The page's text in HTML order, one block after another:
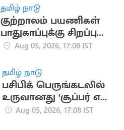
தமிழ் நாடு
குற்றாலம் பயணிகள்
பாதுகாப்புக்கு சிறப்பு
கண்காணிப்பு குழு
Aug 05, 2026, 17:08 IST
தமிழ் நாடு
பசிபிக் பெருங்கடலில்
உருவானது ‘சூப்பர் எல்
நினோ’.. வானிலை
Aug 05, 2026, 17:08 IST